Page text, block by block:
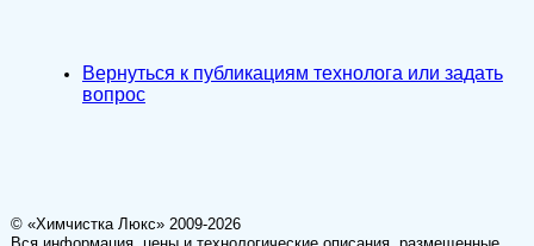
Вернуться к публикациям технолога или задать
вопрос
© «Химчистка Люкс» 2009-2026